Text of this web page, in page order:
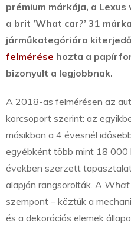
prémium márkája, a Lexus
a brit ’What car?’ 31
járműkategóriára
felmérése hozta a
bizonyult a legjobbnak.
A 2018-as felmérésen az
korcsoport szerint: az
másikban a 4 évesnél
egyébként több mint 18 000
években szerzett
alapján rangsorolták. A What
szempont – köztük a
és a dekorációs elemek